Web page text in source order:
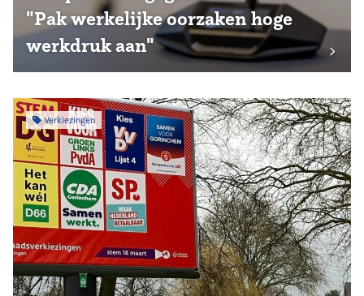
"Pak werkelijke oorzaken hoge
werkdruk aan"
Verkiezingen